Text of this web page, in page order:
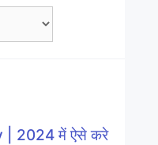
| 2024 में ऐसे करे